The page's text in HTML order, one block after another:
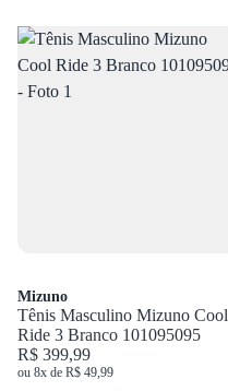
Mizuno
Tênis Masculino Mizuno Cool
Ride 3 Branco 101095095
R$ 399,99
ou 8x de R$ 49,99